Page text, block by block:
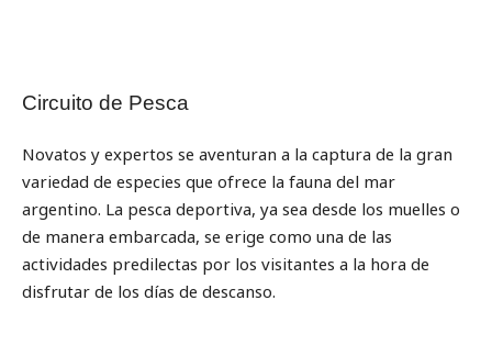
Circuito de Pesca
Novatos y expertos se aventuran a la captura de la gran
variedad de especies que ofrece la fauna del mar
argentino. La pesca deportiva, ya sea desde los muelles o
de manera embarcada, se erige como una de las
actividades predilectas por los visitantes a la hora de
disfrutar de los días de descanso.